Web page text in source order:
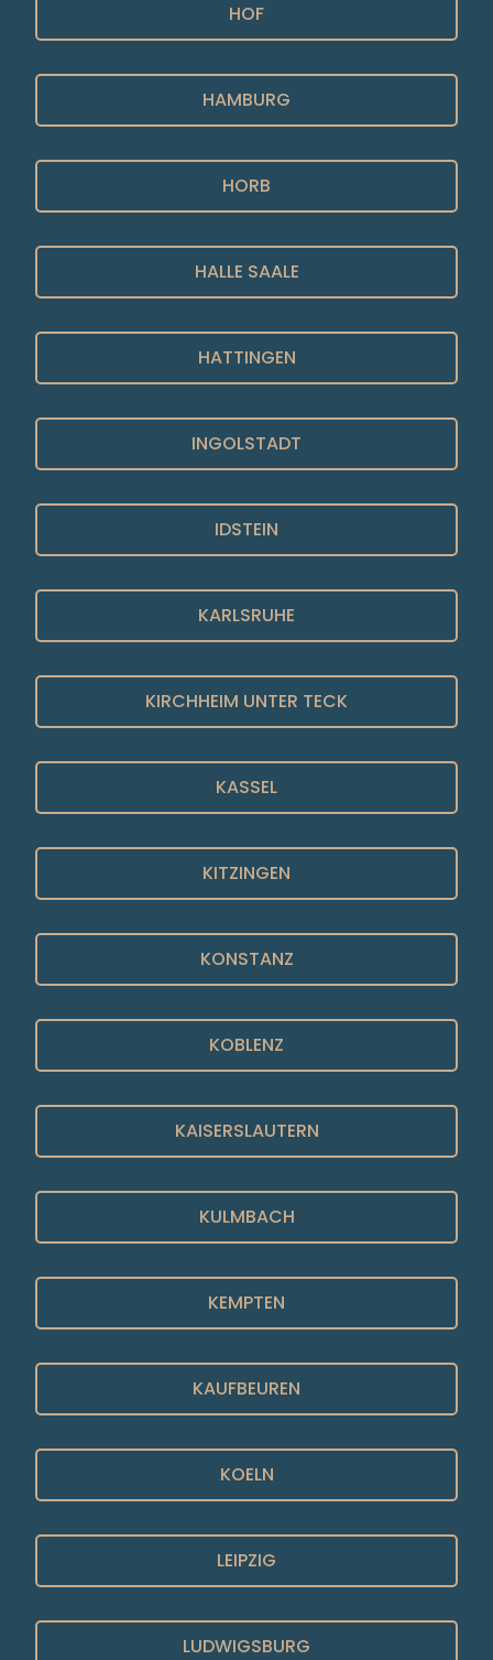
HOF
HAMBURG
HORB
HALLE SAALE
HATTINGEN
INGOLSTADT
IDSTEIN
KARLSRUHE
KIRCHHEIM UNTER TECK
KASSEL
KITZINGEN
KONSTANZ
KOBLENZ
KAISERSLAUTERN
KULMBACH
KEMPTEN
KAUFBEUREN
KOELN
LEIPZIG
LUDWIGSBURG